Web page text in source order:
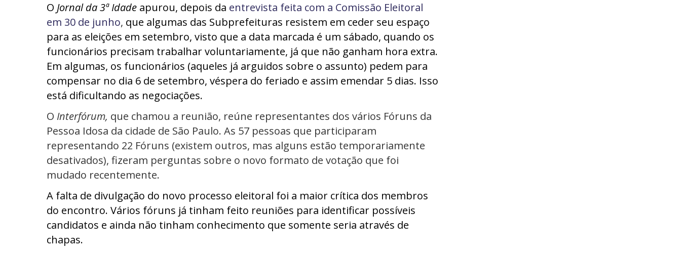
O Jornal da 3ª Idade apurou, depois da entrevista feita com a Comissão Eleitoral
em 30 de junho, que algumas das Subprefeituras resistem em ceder seu espaço
para as eleições em setembro, visto que a data marcada é um sábado, quando os
funcionários precisam trabalhar voluntariamente, já que não ganham hora extra.
Em algumas, os funcionários (aqueles já arguidos sobre o assunto) pedem para
compensar no dia 6 de setembro, véspera do feriado e assim emendar 5 dias. Isso
está dificultando as negociações.
O Interfórum, que chamou a reunião, reúne representantes dos vários Fóruns da
Pessoa Idosa da cidade de São Paulo. As 57 pessoas que participaram
representando 22 Fóruns (existem outros, mas alguns estão temporariamente
desativados), fizeram perguntas sobre o novo formato de votação que foi
mudado recentemente.
A falta de divulgação do novo processo eleitoral foi a maior crítica dos membros
do encontro. Vários fóruns já tinham feito reuniões para identificar possíveis
candidatos e ainda não tinham conhecimento que somente seria através de
chapas.